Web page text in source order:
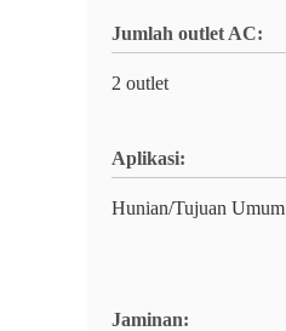
Jumlah outlet AC:
2 outlet
Aplikasi:
Hunian/Tujuan Umum
Jaminan: